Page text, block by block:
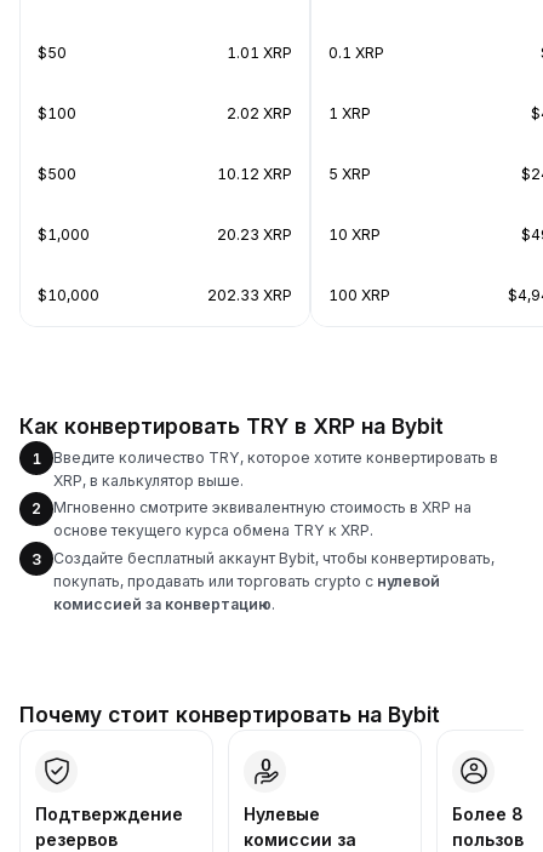
$50 1.01 XRP
$100 2.02 XRP
$500 10.12 XRP
$1,000 20.23 XRP
$10,000 202.33 XRP
0.1 XRP
1 XRP
5 XRP
10 XRP
100 XRP
Как конвертировать TRY в XRP на Bybit
1
Введите количество TRY, которое хотите конвертировать в
XRP, в калькулятор выше.
2
Мгновенно смотрите эквивалентную стоимость в XRP на
основе текущего курса обмена TRY к XRP.
3
Создайте бесплатный аккаунт Bybit, чтобы конвертировать,
покупать, продавать или торговать crypto с нулевой
комиссией за конвертацию.
Почему стоит конвертировать на Bybit
Подтверждение
резервов
Нулевые
комиссии за
Более 86